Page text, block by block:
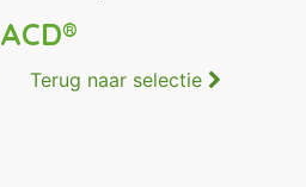
ACD®
Terug naar selectie